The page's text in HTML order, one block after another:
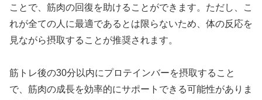
ことで、筋肉の回復を助けることができます。ただし、こ
れが全ての人に最適であるとは限らないため、体の反応を
見ながら摂取することが推奨されます。
筋トレ後の30分以内にプロテインバーを摂取すること
で、筋肉の成長を効率的にサポートできる可能性がありま